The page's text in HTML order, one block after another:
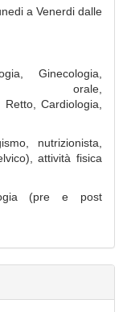
a Venerdi dalle
Ginecologia,
orale,
Retto, Cardiologia,
nutrizionista,
attività fisica
(pre e post